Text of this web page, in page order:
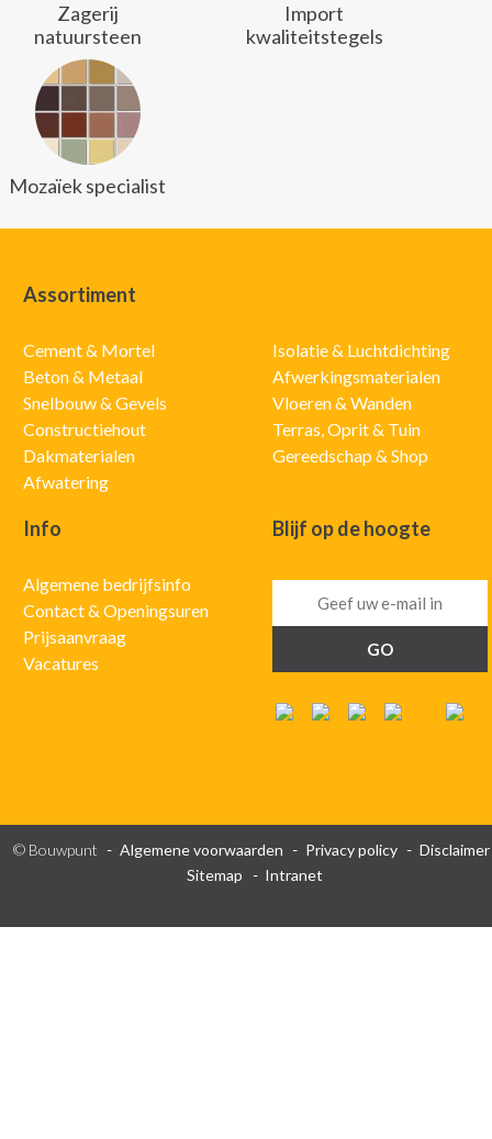
Zagerij
natuursteen
Import
kwaliteitstegels
Mozaïek specialist
Assortiment
Cement & Mortel
Beton & Metaal
Snelbouw & Gevels
Constructiehout
Dakmaterialen
Afwatering
Isolatie & Luchtdichting
Afwerkingsmaterialen
Vloeren & Wanden
Terras, Oprit & Tuin
Gereedschap & Shop
Info
Algemene bedrijfsinfo
Contact & Openingsuren
Prijsaanvraag
Vacatures
Blijf op de hoogte
© Bouwpunt Algemene voorwaarden Privacy policy
Disclaimer
Sitemap
Intranet